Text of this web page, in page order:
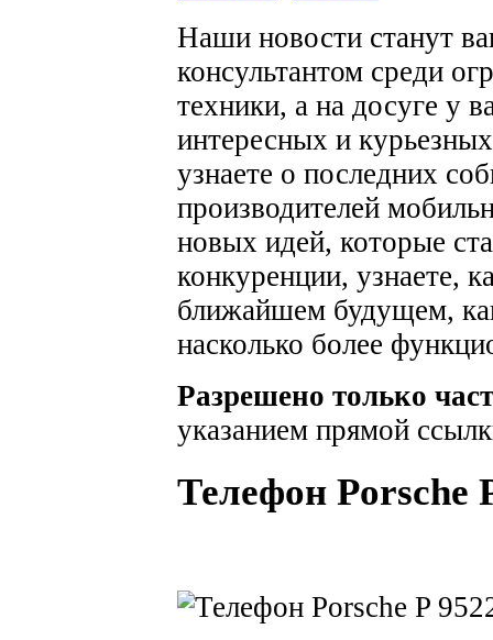
Наши новости станут
консультантом среди
техники, а на досуге у
интересных и
узнаете о последних
производителей
новых идей, которые
конкуренции, узнаете,
ближайшем будущем,
насколько более
Разрешено только
указанием прямой
Телефон Porsche